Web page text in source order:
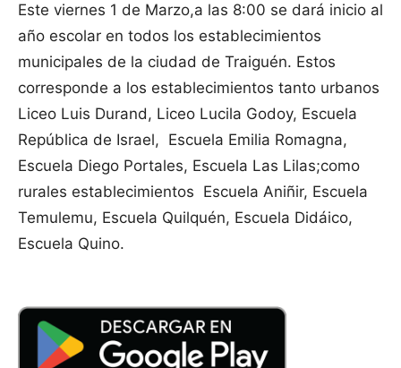
Este viernes 1 de Marzo,a las 8:00 se dará inicio al
año escolar en todos los establecimientos
municipales de la ciudad de Traiguén. Estos
corresponde a los establecimientos tanto urbanos
Liceo Luis Durand, Liceo Lucila Godoy, Escuela
República de Israel, Escuela Emilia Romagna,
Escuela Diego Portales, Escuela Las Lilas;como
rurales establecimientos Escuela Aniñir, Escuela
Temulemu, Escuela Quilquén, Escuela Didáico,
Escuela Quino.